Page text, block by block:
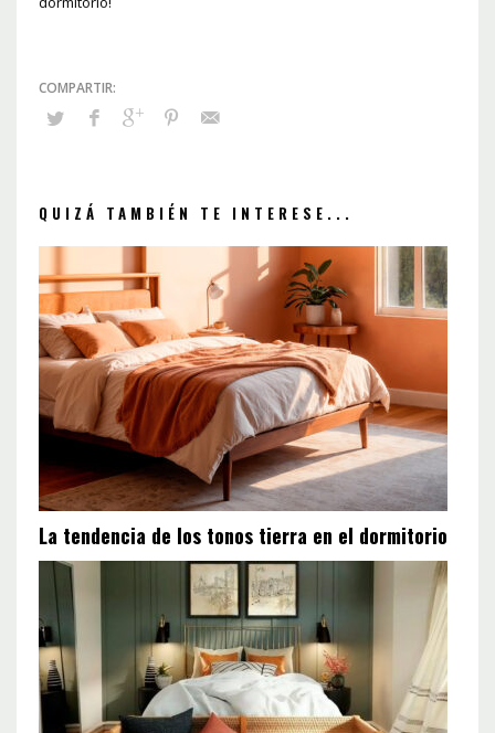
QUIZÁ TAMBIÉN TE INTERESE...
La tendencia de los tonos tierra en el dormitorio